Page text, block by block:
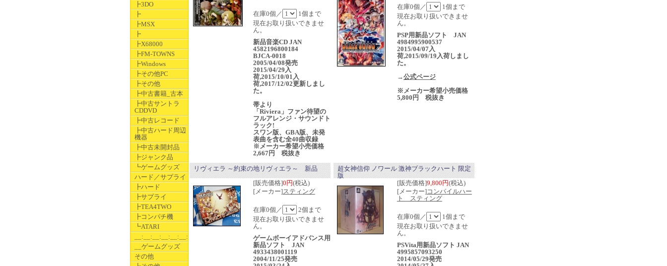
┣3DO
┣
┣MSX
┣
┣X68000
┣FM-TOWNS
┣Windows
┣その他PC
┣その他
┣中古書籍_古本
┣中古サントラ
CDDVD
┣中古レコード
┣中古ハード周辺
機器
┣中古未開封品
┣ジャンク品
┗ゲームグッズ
ハード／サプライ
┣ハード
┣サプライ
┣TEA4TWO
┣コンパチ機
┗ATARI
__:__:__:__:__:__:__
__ゲームグッズ
その他
在庫0個／
1個まで
現在お取り扱いできませ
ん。
新品音楽CD JAN
4582196800184
BJCA-0018
2005/04/08発売
2015/04/29入
荷,2015/10/01入
荷,2017/12/02更新しまし
た。
帯より
「Riviera」ファン待望の
フルアレンジ・サウンドト
ラック!
スワン版、GBA版、未発
表曲を含む全40曲収録
※メーカー希望小売価格
2,667円 税抜き
在庫0個／
1個まで
現在お取り扱いできませ
ん。
PSP用新品ソフト JAN
4984995900537
2015/04/07入
荷,2015/09/19入荷しまし
た。
→公式ページ
※メーカー希望小売価格
5,800円 税抜き
リヴィエラ ～約束の地リヴィエラ～ 新品
[販売価格]0円(税込)
[メーカー]スティング
在庫0個／
2個まで
現在お取り扱いできませ
ん。
ゲームボーイアドバンス用
新品ソフト JAN
4933438001119
2004/11/25発売
超女神信仰 ノワール 激神ブラックハート 限定
版
[販売価格]9,800円(税込)
[メーカー]コンパイルハー
ト スティング
在庫0個／
1個まで
現在お取り扱いできませ
ん。
PSVita用新品ソフト JAN
4995857093250
2014/05/29発売